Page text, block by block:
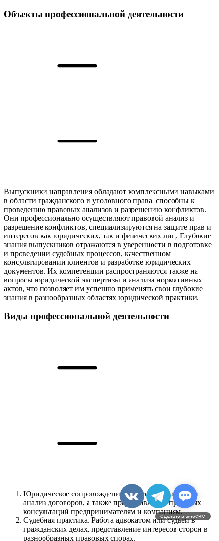
Объекты профессиональной деятельности
Выпускники направления обладают комплексными навыками
в области гражданского и уголовного права, способны к
проведению правовых анализов и разрешению конфликтов.
Они профессионально осуществляют правовой анализ и
разрешение конфликтов, специализируются на защите прав и
интересов как юридических, так и физических лиц. Глубокие
знания выпускников отражаются в уверенности в подготовке
и проведении судебных процессов, качественном
консультировании клиентов и разработке юридических
документов. Их компетенции распространяются также на
вопросы юридической экспертизы и анализа нормативных
актов, что позволяет им успешно применять свои глубокие
знания в разнообразных областях юридической практики.
Виды профессиональной деятельности
Юридическое сопровождение бизнеса. Разработка и
анализ договоров, а также предоставление правовых
консультаций предпринимателям и компаниям.
Судебная практика. Работа адвокатом или судьей в
гражданских делах, представление интересов сторон в
разнообразных правовых спорах.
Сделано в amoCRM